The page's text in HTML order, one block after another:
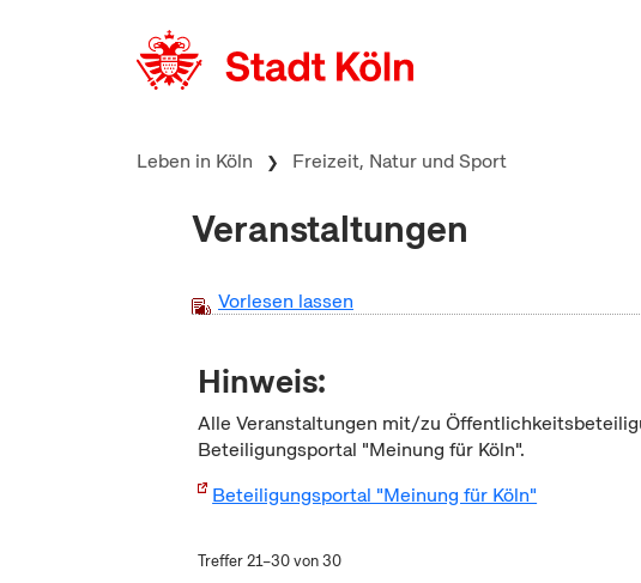
Leben in Köln Freizeit, Natur und Sport
Veranstaltungen
Vorlesen lassen
Hinweis:
Alle Veranstaltungen mit/zu
Beteiligungsportal "Meinung für Köln".
Beteiligungsportal "Meinung für Köln"
Treffer 21–30 von 30